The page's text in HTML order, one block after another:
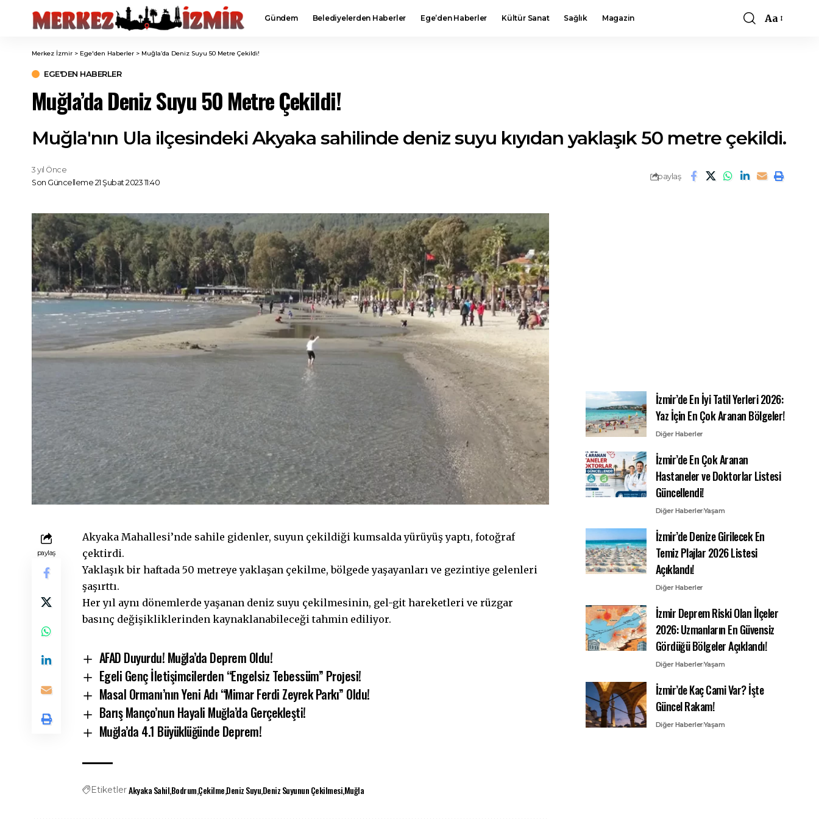
Gündem Belediyelerden Haberler Ege’den Haberler Kültür Sanat Sağlık Magazin
Font
Aa
Merkez İzmir > Ege'den Haberler > Muğla’da Deniz Suyu 50 Metre Çekildi!
EGE'DEN HABERLER
Muğla’da Deniz Suyu 50 Metre Çekildi!
Muğla'nın Ula ilçesindeki Akyaka sahilinde deniz suyu kıyıdan yaklaşık 50 metre çekildi.
Son Güncelleme 21 Şubat 2023 11:40
3 yıl Önce
paylaş
paylaş
Akyaka Mahallesi’nde sahile gidenler, suyun çekildiği kumsalda yürüyüş yaptı, fotoğraf
çektirdi.
Yaklaşık bir haftada 50 metreye yaklaşan çekilme, bölgede yaşayanları ve gezintiye gelenleri
şaşırttı.
Her yıl aynı dönemlerde yaşanan deniz suyu çekilmesinin, gel-git hareketleri ve rüzgar
basınç değişikliklerinden kaynaklanabileceği tahmin ediliyor.
AFAD Duyurdu! Muğla’da Deprem Oldu!
Egeli Genç İletişimcilerden “Engelsiz Tebessüm” Projesi!
Masal Ormanı’nın Yeni Adı “Mimar Ferdi Zeyrek Parkı” Oldu!
Barış Manço’nun Hayali Muğla’da Gerçekleşti!
Muğla’da 4.1 Büyüklüğünde Deprem!
EtiketlerAkyaka SahilBodrumÇekilmeDeniz SuyuDeniz Suyunun ÇekilmesiMuğla
İzmir’de En İyi Tatil Yerleri 2026:
Yaz İçin En Çok Aranan Bölgeler!
Diğer Haberler
İzmir’de En Çok Aranan
Hastaneler ve Doktorlar Listesi
Güncellendi!
Diğer HaberlerYaşam
İzmir’de Denize Girilecek En
Temiz Plajlar 2026 Listesi
Açıklandı!
Diğer Haberler
İzmir Deprem Riski Olan İlçeler
2026: Uzmanların En Güvensiz
Gördüğü Bölgeler Açıklandı!
Diğer HaberlerYaşam
İzmir’de Kaç Cami Var? İşte
Güncel Rakam!
Diğer HaberlerYaşam